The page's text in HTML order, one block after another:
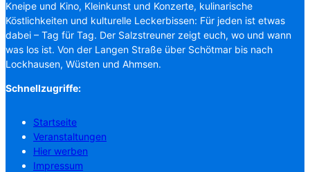
Kneipe und Kino, Kleinkunst und Konzerte, kulinarische
Köstlichkeiten und kulturelle Leckerbissen: Für jeden ist etwas
dabei – Tag für Tag. Der Salzstreuner zeigt euch, wo und wann
was los ist. Von der Langen Straße über Schötmar bis nach
Lockhausen, Wüsten und Ahmsen.
Schnellzugriffe:
Startseite
Veranstaltungen
Hier werben
Impressum